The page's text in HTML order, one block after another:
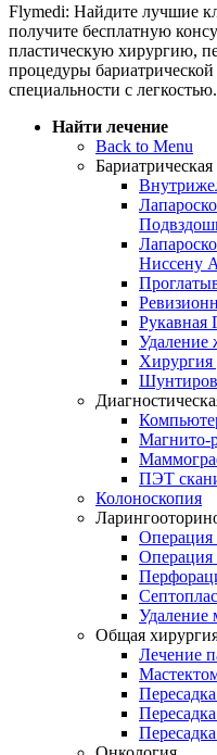
Flymedi: Найдите лучшие
получите бесплатную
пластическую хирургию,
процедуры
специальности с легкостью.
Найти лечение
Back to Menu
Ниссену
Рукавная
Удаление
Хирургия
Магнито-
ПЭТ
Колоноскопия
Операция
Операция
Удаление
Общая
Лечение